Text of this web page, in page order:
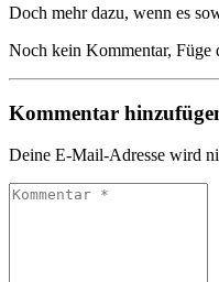
Doch mehr dazu, wenn es
Noch kein Kommentar, Füge
Kommentar
Deine E-Mail-Adresse wird
Kommentar